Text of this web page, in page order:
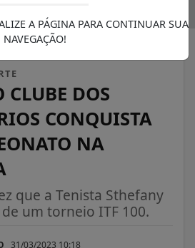
CLUBE DOS
CONQUISTA
NA
que a Tenista Sthefany
um torneio ITF 100.
31/03/2023 10:18
A PÁGINA PARA CONTINUAR SUA
NAVEGAÇÃO!